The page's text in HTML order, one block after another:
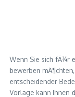
Wenn Sie sich fÃ¼r
bewerben
entscheidender
Vorlage kann Ihnen